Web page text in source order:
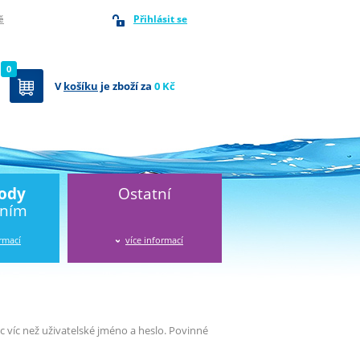
Přihlásit se
Vkošíku je zboží za 0 Kč
0
Ostatní
více informací
než uživatelské jméno a heslo. Povinné